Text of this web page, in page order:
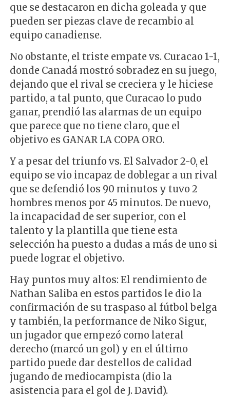
que se destacaron en dicha goleada y que
pueden ser piezas clave de recambio al
equipo canadiense.
No obstante, el triste empate vs. Curacao 1-1,
donde Canadá mostró sobradez en su juego,
dejando que el rival se creciera y le hiciese
partido, a tal punto, que Curacao lo pudo
ganar, prendió las alarmas de un equipo
que parece que no tiene claro, que el
objetivo es GANAR LA COPA ORO.
Y a pesar del triunfo vs. El Salvador 2-0, el
equipo se vio incapaz de doblegar a un rival
que se defendió los 90 minutos y tuvo 2
hombres menos por 45 minutos. De nuevo,
la incapacidad de ser superior, con el
talento y la plantilla que tiene esta
selección ha puesto a dudas a más de uno si
puede lograr el objetivo.
Hay puntos muy altos: El rendimiento de
Nathan Saliba en estos partidos le dio la
confirmación de su traspaso al fútbol belga
y también, la performance de Niko Sigur,
un jugador que empezó como lateral
derecho (marcó un gol) y en el último
partido puede dar destellos de calidad
jugando de mediocampista (dio la
asistencia para el gol de J. David).